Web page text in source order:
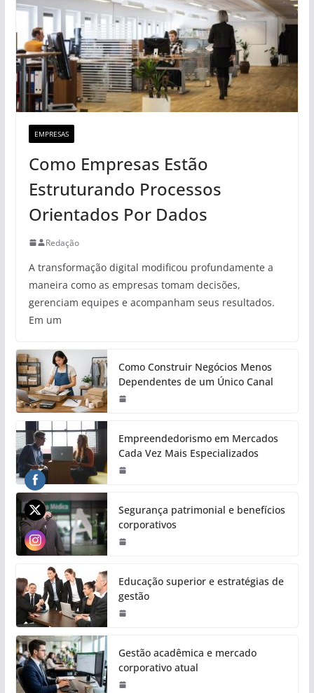
EMPRESAS
Como Empresas Estão
Estruturando Processos
Orientados Por Dados
Redação
A transformação digital modificou profundamente a
maneira como as empresas tomam decisões,
gerenciam equipes e acompanham seus resultados.
Em um
Como Construir Negócios Menos
Dependentes de um Único Canal
Empreendedorismo em Mercados
Cada Vez Mais Especializados
Segurança patrimonial e benefícios
corporativos
Educação superior e estratégias de
gestão
Gestão acadêmica e mercado
corporativo atual